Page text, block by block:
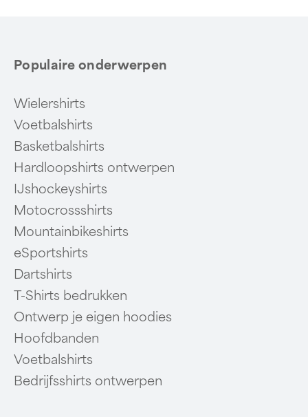
Populaire onderwerpen
Wielershirts
Voetbalshirts
Basketbalshirts
Hardloopshirts ontwerpen
IJshockeyshirts
Motocrossshirts
Mountainbikeshirts
eSportshirts
Dartshirts
T-Shirts bedrukken
Ontwerp je eigen hoodies
Hoofdbanden
Voetbalshirts
Bedrijfsshirts ontwerpen